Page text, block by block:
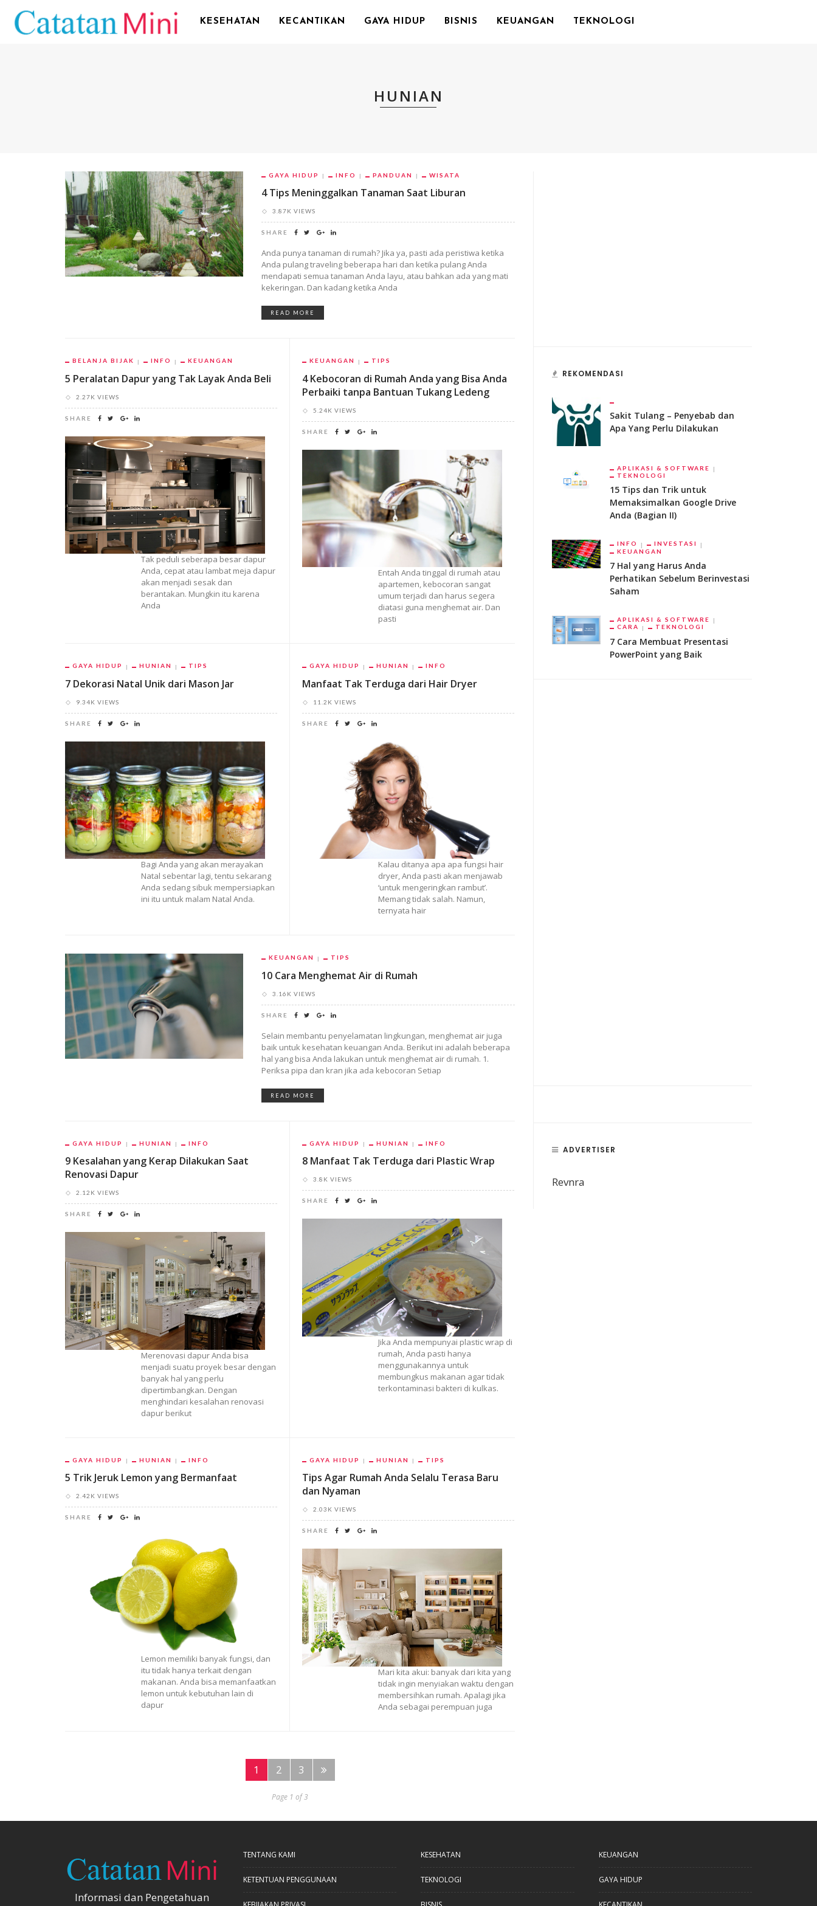
KESEHATAN KECANTIKAN GAYA HIDUP BISNIS KEUANGAN TEKNOLOGI
HUNIAN
GAYA HIDUP INFO PANDUAN WISATA
4 Tips Meninggalkan Tanaman Saat Liburan
3.87K VIEWS
SHARE
Anda punya tanaman di rumah? Jika ya, pasti ada peristiwa ketika
Anda pulang traveling beberapa hari dan ketika pulang Anda
mendapati semua tanaman Anda layu, atau bahkan ada yang mati
kekeringan. Dan kadang ketika Anda
READ MORE
BELANJA BIJAK INFO KEUANGAN
5 Peralatan Dapur yang Tak Layak Anda Beli
2.27K VIEWS
SHARE
Tak peduli seberapa besar dapur
Anda, cepat atau lambat meja dapur
akan menjadi sesak dan
berantakan. Mungkin itu karena
Anda
KEUANGAN TIPS
4 Kebocoran di Rumah Anda yang Bisa Anda
Perbaiki tanpa Bantuan Tukang Ledeng
5.24K VIEWS
SHARE
Entah Anda tinggal di rumah atau
apartemen, kebocoran sangat
umum terjadi dan harus segera
diatasi guna menghemat air. Dan
pasti
GAYA HIDUP HUNIAN TIPS
7 Dekorasi Natal Unik dari Mason Jar
9.34K VIEWS
SHARE
Bagi Anda yang akan merayakan
Natal sebentar lagi, tentu sekarang
Anda sedang sibuk mempersiapkan
ini itu untuk malam Natal Anda.
GAYA HIDUP HUNIAN INFO
Manfaat Tak Terduga dari Hair Dryer
11.2K VIEWS
SHARE
Kalau ditanya apa apa fungsi hair
dryer, Anda pasti akan menjawab
‘untuk mengeringkan rambut’.
Memang tidak salah. Namun,
ternyata hair
KEUANGAN TIPS
10 Cara Menghemat Air di Rumah
3.16K VIEWS
SHARE
Selain membantu penyelamatan lingkungan, menghemat air juga
baik untuk kesehatan keuangan Anda. Berikut ini adalah beberapa
hal yang bisa Anda lakukan untuk menghemat air di rumah. 1.
Periksa pipa dan kran jika ada kebocoran Setiap
READ MORE
GAYA HIDUP HUNIAN INFO
9 Kesalahan yang Kerap Dilakukan Saat
Renovasi Dapur
2.12K VIEWS
SHARE
Merenovasi dapur Anda bisa
menjadi suatu proyek besar dengan
banyak hal yang perlu
dipertimbangkan. Dengan
menghindari kesalahan renovasi
dapur berikut
GAYA HIDUP HUNIAN INFO
8 Manfaat Tak Terduga dari Plastic Wrap
3.8K VIEWS
SHARE
Jika Anda mempunyai plastic wrap di
rumah, Anda pasti hanya
menggunakannya untuk
membungkus makanan agar tidak
terkontaminasi bakteri di kulkas.
GAYA HIDUP HUNIAN INFO
5 Trik Jeruk Lemon yang Bermanfaat
2.42K VIEWS
SHARE
Lemon memiliki banyak fungsi, dan
itu tidak hanya terkait dengan
makanan. Anda bisa memanfaatkan
lemon untuk kebutuhan lain di
dapur
GAYA HIDUP HUNIAN TIPS
Tips Agar Rumah Anda Selalu Terasa Baru
dan Nyaman
2.03K VIEWS
SHARE
Mari kita akui: banyak dari kita yang
tidak ingin menyiakan waktu dengan
membersihkan rumah. Apalagi jika
Anda sebagai perempuan juga
1 2 3
Page 1 of 3
REKOMENDASI
Sakit Tulang – Penyebab dan
Apa Yang Perlu Dilakukan
APLIKASI & SOFTWARE
TEKNOLOGI
15 Tips dan Trik untuk
Memaksimalkan Google Drive
Anda (Bagian II)
INFO
INVESTASI
KEUANGAN
7 Hal yang Harus Anda
Perhatikan Sebelum Berinvestasi
Saham
APLIKASI & SOFTWARE
CARA
TEKNOLOGI
7 Cara Membuat Presentasi
PowerPoint yang Baik
ADVERTISER
Revnra
Informasi dan Pengetahuan
TENTANG KAMI
KETENTUAN PENGGUNAAN
KESEHATAN
TEKNOLOGI
KEUANGAN
GAYA HIDUP